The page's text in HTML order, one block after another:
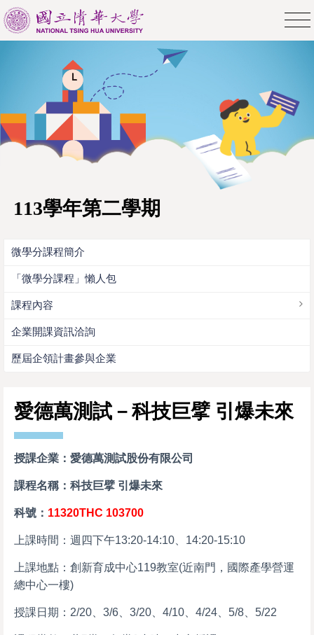
113學年第二學期
微學分課程簡介
「微學分課程」懶人包
課程內容
企業開課資訊洽詢
歷屆企領計畫參與企業
愛德萬測試－科技巨擘 引爆未來
授課企業：愛德萬測試股份有限公司
課程名稱：科技巨擘 引爆未來
科號： 11320THC 103700
上課時間：週四下午13:20-14:10、14:20-15:10
上課地點：創新育成中心119教室(近南門，國際產學營運
總中心一樓)
授課日期： 2/20、3/6、3/20、4/10、4/24、5/8、5/22